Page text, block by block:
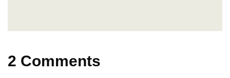
2 Comments